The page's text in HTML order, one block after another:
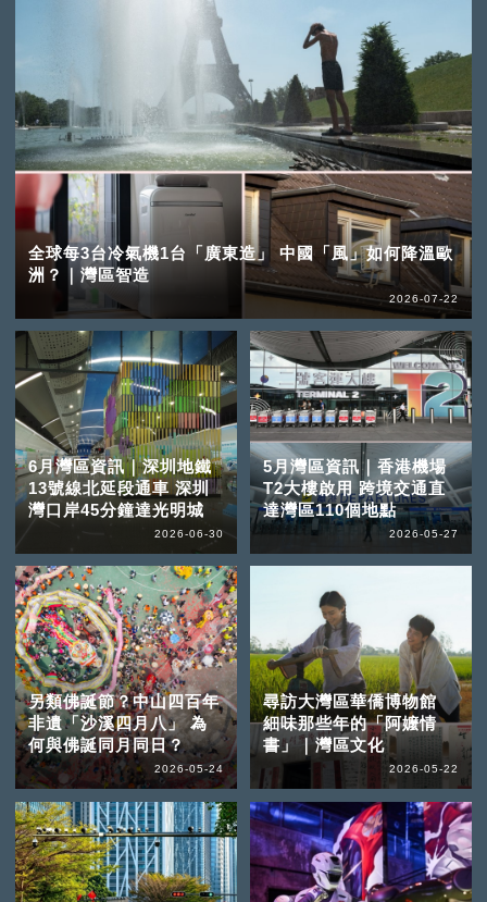
全球每3台冷氣機1台「廣東造」 中國「風」如何降溫歐
洲？｜灣區智造
2026-07-22
6月灣區資訊｜深圳地鐵
13號線北延段通車 深圳
灣口岸45分鐘達光明城
2026-06-30
5月灣區資訊｜香港機場
T2大樓啟用 跨境交通直
達灣區110個地點
2026-05-27
另類佛誕節？中山四百年
非遺「沙溪四月八」 為
何與佛誕同月同日？
2026-05-24
尋訪大灣區華僑博物館
細味那些年的「阿嬤情
書」｜灣區文化
2026-05-22